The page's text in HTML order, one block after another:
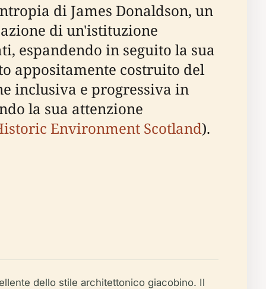
di James Donaldson, un
di un'istituzione
espandendo in seguito la sua
appositamente costruito del
inclusiva e progressiva in
la sua attenzione
Environment Scotland).
dello stile architettonico giacobino. Il